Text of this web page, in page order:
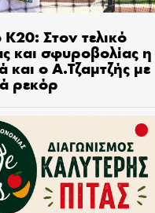
Στον τελικό
και σφυροβολίας η
και ο Α.Τζαμτζής με
ρεκόρ